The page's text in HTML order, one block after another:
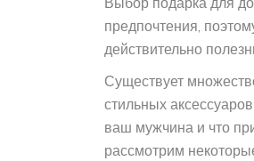
предпочтения,
действительно
Существует
стильных
ваш мужчина и что
рассмотрим